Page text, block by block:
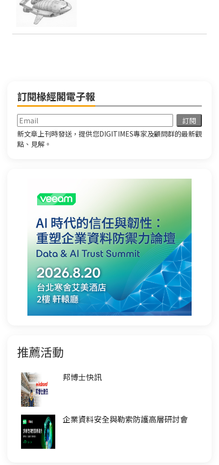
訂閱椽經閣電子報
新文章上刊時發送，提供您DIGITIMES專家及顧問群的最新觀
點、見解。
推薦活動
邦博士快訊
企業資料安全與勒索防護高層研討會